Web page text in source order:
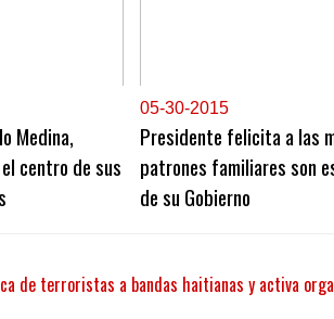
Medina,
centro de sus
05-30-2015
Presidente felicita a las
patrones familiares son
de su Gobierno
de terroristas a bandas haitianas y activa